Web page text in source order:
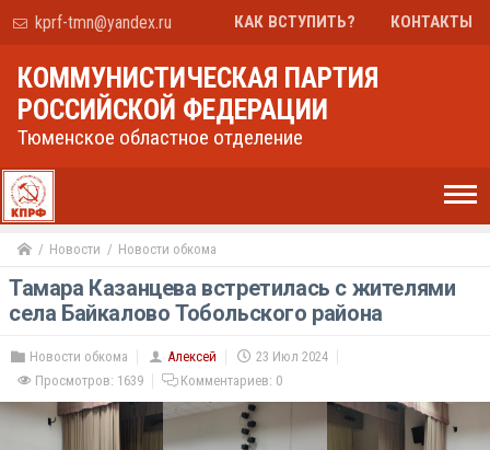
kprf-tmn@yandex.ru КАК ВСТУПИТЬ? КОНТАКТЫ
КОММУНИСТИЧЕСКАЯ ПАРТИЯ
РОССИЙСКОЙ ФЕДЕРАЦИИ
Тюменское областное отделение
Новости Новости обкома
Тамара Казанцева встретилась с жителями
села Байкалово Тобольского района
Новости обкома Алексей
23 Июл 2024
Просмотров: 1639
Комментариев: 0